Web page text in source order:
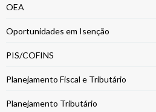
OEA
Oportunidades em Isenção
PIS/COFINS
Planejamento Fiscal e Tributário
Planejamento Tributário